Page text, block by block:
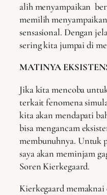
alih menyampaikan
memilih
sensasional. Dengan
sering kita jumpai di
MATINYA
Jika kita mencoba
terkait fenomena
kita akan mendapati
bisa mengancam
membunuhnya. Untuk
saya akan meminjam
Soren Kierkegaard.
Kierkegaard memaknai